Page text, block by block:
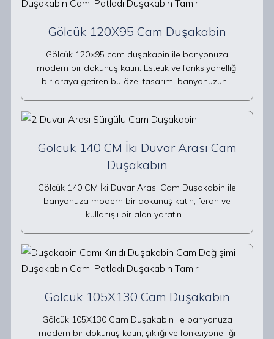
Gölcük 120X95 Cam Duşakabin
Gölcük 120×95 cam duşakabin ile banyonuza
modern bir dokunuş katın. Estetik ve fonksiyonelliği
bir araya getiren bu özel tasarım, banyonuzun…
Gölcük 140 CM İki Duvar Arası Cam
Duşakabin
Gölcük 140 CM İki Duvar Arası Cam Duşakabin ile
banyonuza modern bir dokunuş katın, ferah ve
kullanışlı bir alan yaratın.…
Gölcük 105X130 Cam Duşakabin
Gölcük 105X130 Cam Duşakabin ile banyonuza
modern bir dokunuş katın, şıklığı ve fonksiyonelliği